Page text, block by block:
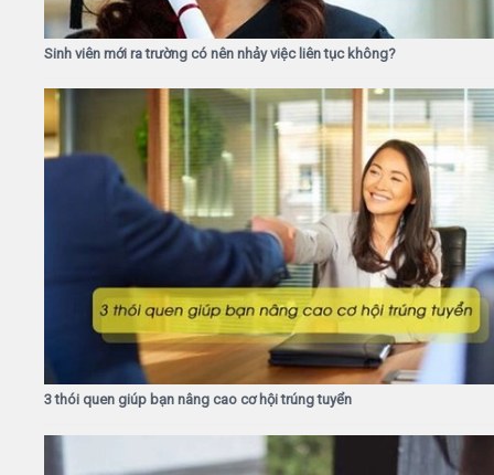
Sinh viên mới ra trường có nên nhảy việc liên tục không?
3 thói quen giúp bạn nâng cao cơ hội trúng tuyển